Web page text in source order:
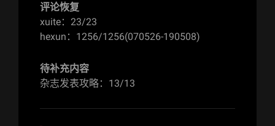
评论恢复
xuite：23/23
hexun：1256/1256(070526-190508)
待补充内容
杂志发表攻略：13/13